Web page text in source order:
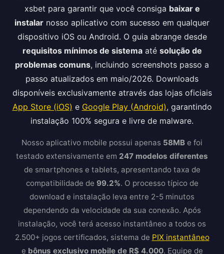
xsbet para garantir que você consiga baixar e
instalar nosso aplicativo com sucesso em qualquer
dispositivo iOS ou Android. O guia abrange desde
requisitos mínimos de sistemaaté solução de
problemas comuns, incluindo screenshots passo a
passo atualizados em maio/2026. Downloads
disponíveis exclusivamente através das lojas oficiais
App Store (iOS) e Google Play (Android), garantindo
instalação 100% segura e livre de malware.
Nosso aplicativo mobile possui apenas 58MB e foi
testado extensivamente em 247 modelos diferentes
de smartphones e tablets, apresentando taxa de
compatibilidade de 99.2%. O processo típico de
download e instalação leva entre 2-5 minutos
dependendo da velocidade da sua conexão. Após
instalação, você terá acesso instantâneo a todos os
2.500+ jogos certificados, sistema de PIX instantâneo
e bônus exclusivo mobile de R$ 4.000. Equipe de